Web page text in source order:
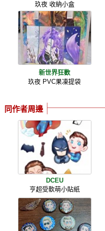
玖夜 收納小盒
新世界狂歡
玖夜 PVC果凍提袋
同作者周邊
DCEU
亨超受軟萌小貼紙